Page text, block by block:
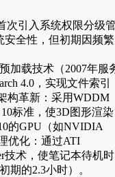
次引入系统权限分级
安全性，但初期因频繁
加载技术（2007年服
4.0，实现文件索引
构革新：采用WDDM
标准，使3D图形渲染
的GPU（如NVIDIA
优化：通过ATI
技术，使笔记本待机时
期的2.3小时）。